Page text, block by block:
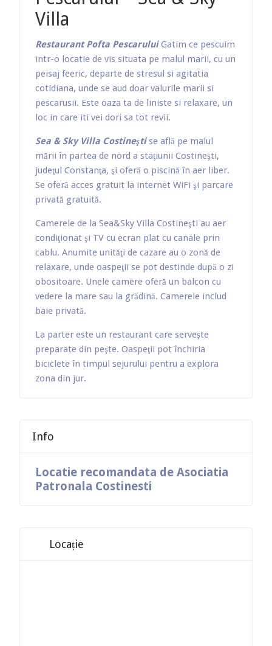
Din 1 aprilie 2022 E-Factura devine OBLIGATORIU pentru firmele care
Intalnirea intre Asociatia Patronala RESTO Constanta si Asociatia Patronala
Villa
Restaurant Pofta Pescarului Gatim ce pescuim
intr-o locatie de vis situata pe malul marii, cu un
peisaj feeric, departe de stresul si agitatia
cotidiana, unde se aud doar valurile marii si
pescarusii. Este oaza ta de liniste si relaxare, un
loc in care iti vei dori sa tot revii.
Sea & Sky Villa Costineştise află pe malul
mării în partea de nord a staţiunii Costineşti,
judeţul Constanţa, şi oferă o piscină în aer liber.
Se oferă acces gratuit la internet WiFi şi parcare
privată gratuită.
Camerele de la Sea&Sky Villa Costineşti au aer
condiţionat şi TV cu ecran plat cu canale prin
cablu. Anumite unităţi de cazare au o zonă de
relaxare, unde oaspeţii se pot destinde după o zi
obositoare. Unele camere oferă un balcon cu
vedere la mare sau la grădină. Camerele includ
baie privată.
La parter este un restaurant care serveşte
preparate din peşte. Oaspeţii pot închiria
biciclete în timpul sejurului pentru a explora
zona din jur.
Info
Locatie recomandata de Asociatia
Patronala Costinesti
Locație